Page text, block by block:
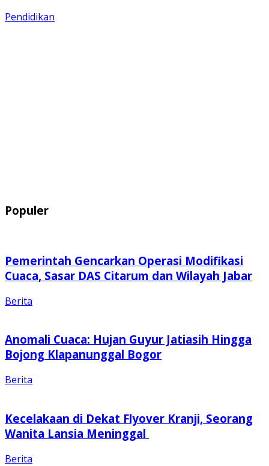
Pendidikan
Populer
Pemerintah Gencarkan Operasi Modifikasi
Cuaca, Sasar DAS Citarum dan Wilayah Jabar
Berita
Anomali Cuaca: Hujan Guyur Jatiasih Hingga
Bojong Klapanunggal Bogor
Berita
Kecelakaan di Dekat Flyover Kranji, Seorang
Wanita Lansia Meninggal
Berita